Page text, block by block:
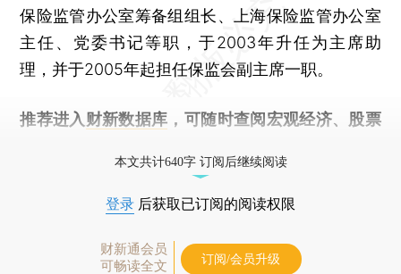
保险监管办公室筹备组组长、上海保险监管办公室
主任、党委书记等职，于2003年升任为主席助
理，并于2005年起担任保监会副主席一职。
推荐进入 财新数据库 ，可随时查阅宏观经济、股票
本文共计640字 订阅后继续阅读
登录 后获取已订阅的阅读权限
财新通会员
可畅读全文
订阅/会员升级